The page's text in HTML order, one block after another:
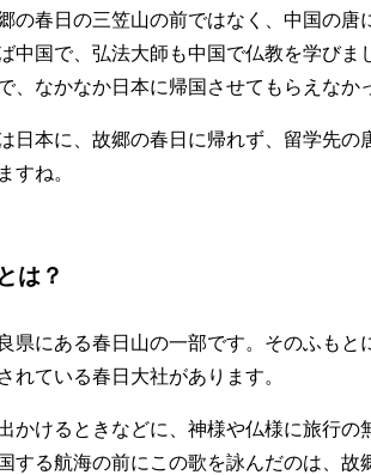
の春日の三笠山の前ではなく、中国の唐
中国で、弘法大師も中国で仏教を学びま
、なかなか日本に帰国させてもらえなか
日本に、故郷の春日に帰れず、留学先の
すね。
は？
県にある春日山の一部です。そのふも
れている春日大社があります。
かけるときなどに、神様や仏様に旅行の
する航海の前にこの歌を詠んだのは、故